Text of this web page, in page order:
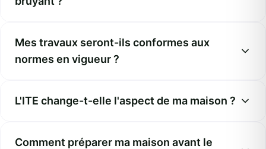
Mes travaux seront-ils conformes aux
normes en vigueur ?
L'ITE change-t-elle l'aspect de ma maison ?
Comment préparer ma maison avant le